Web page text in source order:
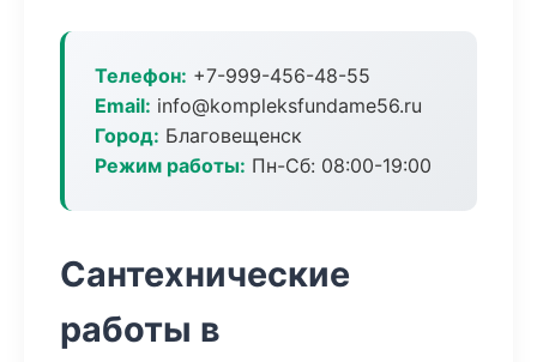
Телефон: +7-999-456-48-55
Email: info@kompleksfundame56.ru
Город: Благовещенск
Режим работы: Пн-Сб: 08:00-19:00
Сантехнические
работы в